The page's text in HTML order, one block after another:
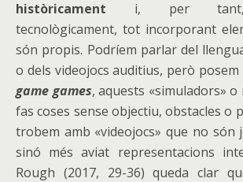
històricament i, per tant,
tecnològicament, tot incorporant
són propis. Podríem parlar del
o dels videojocs auditius, però posem
game games, aquests «simuladors»
fas coses sense objectiu, obstacles o
trobem amb «videojocs» que no són
sinó més aviat representacions
Rough (2017, 29-36) queda clar